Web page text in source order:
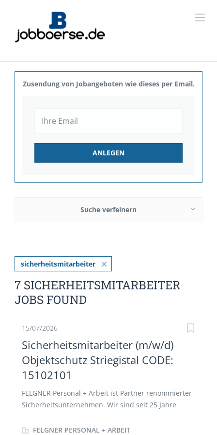
Zusendung von Jobangeboten wie dieses per Email.
Suche verfeinern
sicherheitsmitarbeiter
7 SICHERHEITSMITARBEITER
JOBS FOUND
15/07/2026
Sicherheitsmitarbeiter (m/w/d)
Objektschutz Striegistal CODE:
15102101
FELGNER Personal + Arbeit ist Partner renommierter
Sicherheitsunternehmen. Wir sind seit 25 Jahre
der nachfolgenden Position handelt es sich um eine
FELGNER PERSONAL + ARBEIT